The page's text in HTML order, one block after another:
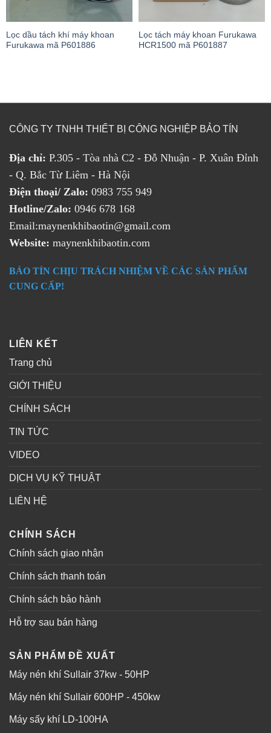
Lọc dầu tách khí máy khoan
Furukawa mã P601886
Lọc tách máy khoan Furukawa
HCR1500 mã P601887
CÔNG TY TNHH THIẾT BỊ CÔNG NGHIỆP BẢO TÍN
Địa chỉ: P.305 - Tòa nhà C2 - Đỗ Nhuận - P. Xuân Đỉnh
- Q. Bắc Từ Liêm - Hà Nội
Điện thoại/ Zalo: 0983 755 949
Hotline/Zalo: 0946 678 168
Email:maynenkhibaotin@gmail.com
Website: maynenkhibaotin.com
BẢO TÍN CHỊU TRÁCH NHIỆM VỀ CÁC SẢN PHẨM
CUNG CẤP!
LIÊN KẾT
Trang chủ
GIỚI THIỆU
CHÍNH SÁCH
TIN TỨC
VIDEO
DỊCH VỤ KỸ THUẬT
LIÊN HỆ
CHÍNH SÁCH
Chính sách giao nhận
Chính sách thanh toán
Chính sách bảo hành
Hỗ trợ sau bán hàng
SẢN PHẨM ĐỀ XUẤT
Máy nén khí Sullair 37kw - 50HP
Máy nén khí Sullair 600HP - 450kw
Máy sấy khí LD-100HA